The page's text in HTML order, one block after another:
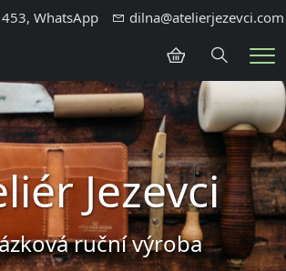
WhatsApp dilna@atelierjezevci.com
Hledání
Jezevci
ruční výroba